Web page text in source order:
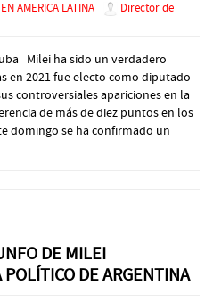
EN AMERICA LATINA
Director de
Milei ha sido un verdadero
en 2021 fue electo como diputado
controversiales apariciones en la
de más de diez puntos en los
domingo se ha confirmado un
DE MILEI
DE ARGENTINA